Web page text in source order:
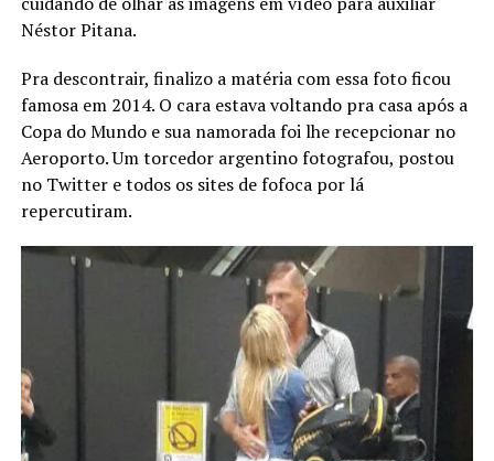
Néstor Pitana.
Pra descontrair, finalizo a matéria com essa foto ficou
famosa em 2014. O cara estava voltando pra casa após a
Copa do Mundo e sua namorada foi lhe recepcionar no
Aeroporto. Um torcedor argentino fotografou, postou
no Twitter e todos os sites de fofoca por lá
repercutiram.